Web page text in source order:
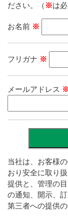
ださい。（ ※は必
お名前 ※
フリガナ ※
メールアドレス
当社は、お客様
おり安全に取り
提供と、管理の
の通知、開示、
第三者への提供